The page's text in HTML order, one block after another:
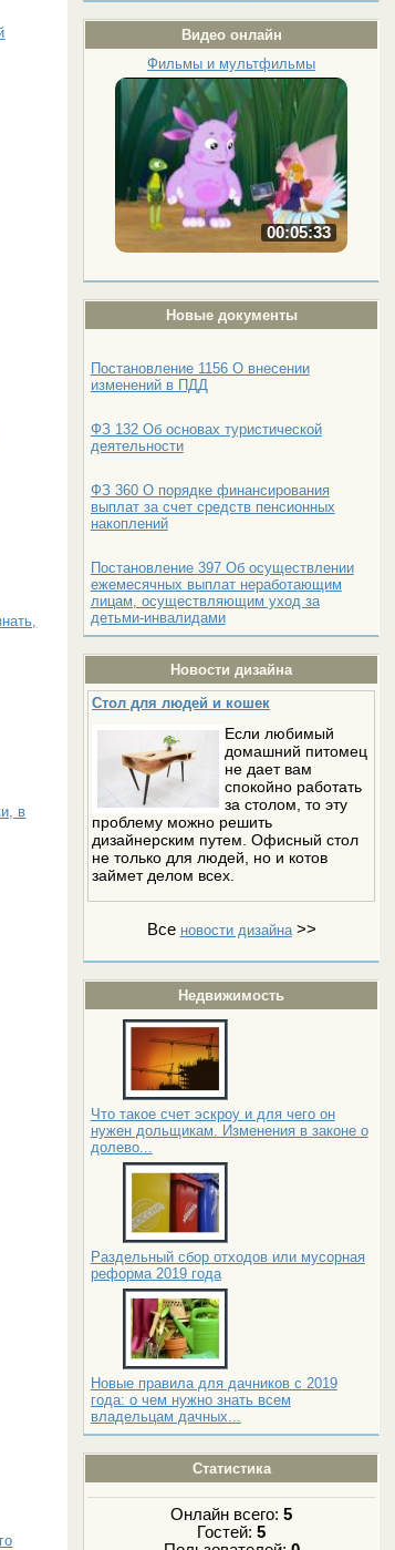
Видео онлайн
Фильмы и мультфильмы
00:05:33
Новые документы
Постановление 1156 О внесении
изменений в ПДД
ФЗ 132 Об основах туристической
деятельности
ФЗ 360 О порядке финансирования
выплат за счет средств пенсионных
накоплений
Постановление 397 Об осуществлении
ежемесячных выплат неработающим
лицам, осуществляющим уход за
детьми-инвалидами
Новости дизайна
Стол для людей и кошек
Если любимый
домашний питомец
не дает вам
спокойно работать
за столом, то эту
проблему можно решить
дизайнерским путем. Офисный стол
не только для людей, но и котов
займет делом всех.
Все новости дизайна>>
Недвижимость
Что такое счет эскроу и для чего он
нужен дольщикам. Изменения в законе о
долево...
Раздельный сбор отходов или мусорная
реформа 2019 года
Новые правила для дачников с 2019
года: о чем нужно знать всем
владельцам дачных...
Статистика
Онлайн всего:5
Гостей:5
в